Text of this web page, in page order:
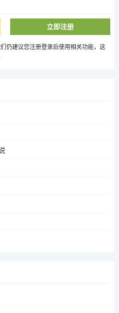
立即注册
仍建议您注册登录后使用相关功能，这